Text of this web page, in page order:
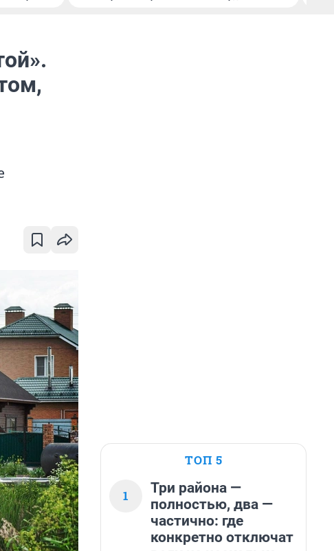
ТОП 5
1
Три района —
полностью, два —
частично: где
конкретно отключат